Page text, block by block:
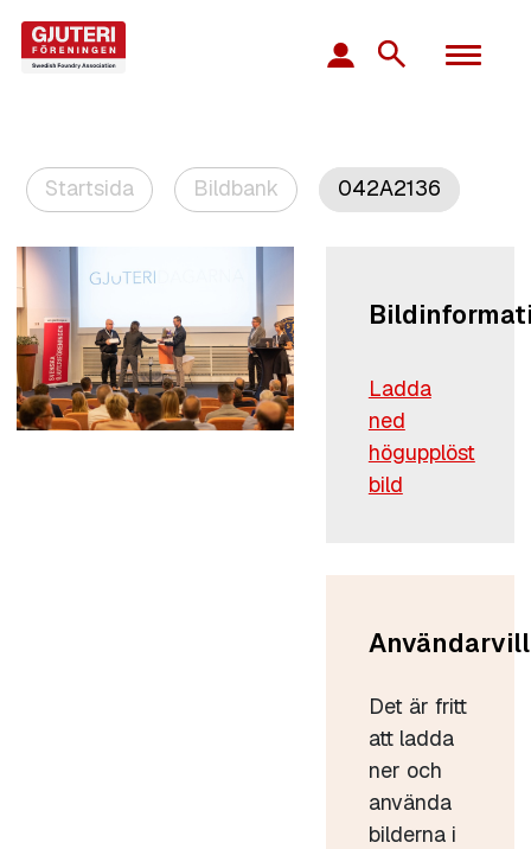
Startsida Bildbank 042A2136
Ladda
ned
högupplöst
bild
Det är fritt
att ladda
ner och
använda
bilderna i